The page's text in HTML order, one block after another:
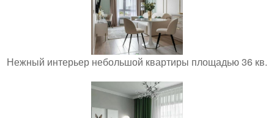
Нежный интерьер небольшой квартиры площадью 36 кв.